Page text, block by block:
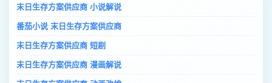
末日生存方案供应商 小说解说
番茄小说 末日生存方案供应商
末日生存方案供应商 短剧
末日生存方案供应商 漫画解说